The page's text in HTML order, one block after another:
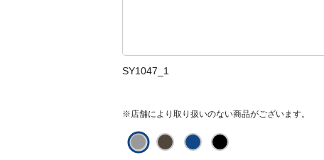
SY1047_1
※店舗により取り扱いのない商品がございます。